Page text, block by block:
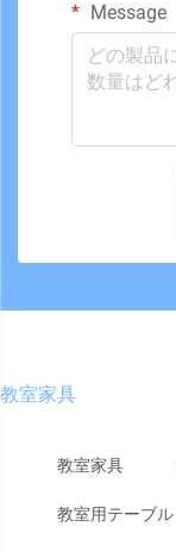
Message
教室家具
教室家具
教室用テーブル